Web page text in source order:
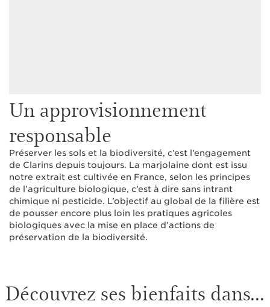
Un approvisionnement
responsable
Préserver les sols et la biodiversité, c’est l’engagement
de Clarins depuis toujours. La marjolaine dont est issu
notre extrait est cultivée en France, selon les principes
de l’agriculture biologique, c’est à dire sans intrant
chimique ni pesticide. L’objectif au global de la filière est
de pousser encore plus loin les pratiques agricoles
biologiques avec la mise en place d’actions de
préservation de la biodiversité.
Découvrez ses bienfaits dans...